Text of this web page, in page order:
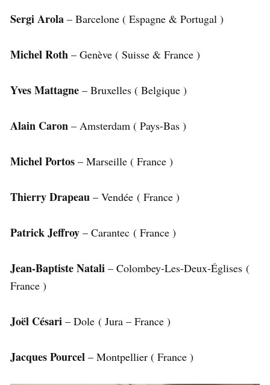
Sergi Arola – Barcelone ( Espagne & Portugal )
Michel Roth – Genève ( Suisse & France )
Yves Mattagne – Bruxelles ( Belgique )
Alain Caron – Amsterdam ( Pays-Bas )
Michel Portos – Marseille ( France )
Thierry Drapeau – Vendée ( France )
Patrick Jeffroy – Carantec ( France )
Jean-Baptiste Natali – Colombey-Les-Deux-Églises (
France )
Joël Césari – Dole ( Jura – France )
Jacques Pourcel – Montpellier ( France )